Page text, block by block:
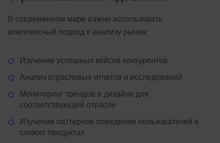
В современном мире важно использовать
комплексный подход к анализу рынка:
Изучение успешных кейсов конкурентов
Анализ отраслевых отчетов и исследований
Мониторинг трендов в дизайне для
соответствующей отрасли
Изучение паттернов поведения пользователей в
схожих продуктах